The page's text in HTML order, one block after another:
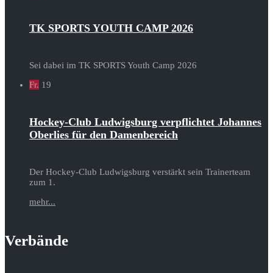
TK SPORTS YOUTH CAMP 2026
Sei dabei im TK SPORTS Youth Camp 2026
Fr. 19
Hockey-Club Ludwigsburg verpflichtet Johannes
Oberlies für den Damenbereich
Der Hockey-Club Ludwigsburg verstärkt sein Trainerteam
zum 1.
mehr...
Verbände